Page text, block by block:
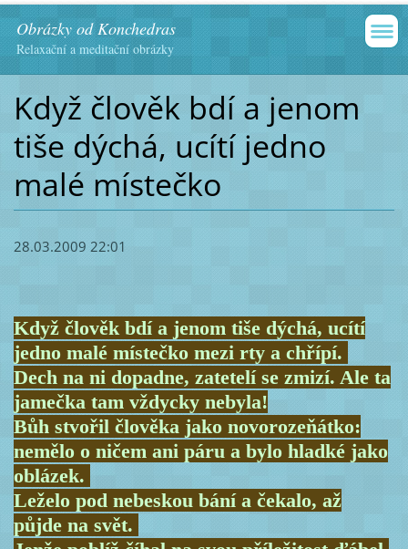
Obrázky od Konchedras
Relaxační a meditační obrázky
Když člověk bdí a jenom
tiše dýchá, ucítí jedno
malé místečko
28.03.2009 22:01
Když člověk bdí a jenom tiše dýchá, ucítí
jedno malé místečko mezi rty a chřípí.
Dech na ni dopadne, zatetelí se zmizí. Ale ta
jamečka tam vždycky nebyla!
Bůh stvořil člověka jako novorozeňátko:
nemělo o ničem ani páru a bylo hladké jako
oblázek.
Leželo pod nebeskou bání a čekalo, až
půjde na svět.